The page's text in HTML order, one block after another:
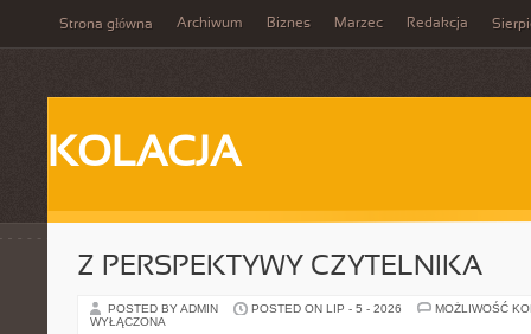
Strona główna Archiwum Biznes Marzec Redakcja
KOLACJA
Z PERSPEKTYWY CZYTELNIKA
POSTED BY ADMIN POSTED ON LIP - 5 - 2026
MOŻLIWOŚĆ
WYŁĄCZONA